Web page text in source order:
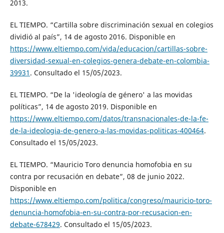
2013.
EL TIEMPO. “Cartilla sobre discriminación sexual en colegios
dividió al país”, 14 de agosto 2016. Disponible en
https://www.eltiempo.com/vida/educacion/cartillas-sobre-
diversidad-sexual-en-colegios-genera-debate-en-colombia-
39931 . Consultado el 15/05/2023.
EL TIEMPO. “De la 'ideología de género' a las movidas
políticas”, 14 de agosto 2019. Disponible en
https://www.eltiempo.com/datos/transnacionales-de-la-fe-
de-la-ideologia-de-genero-a-las-movidas-politicas-400464.
Consultado el 15/05/2023.
EL TIEMPO. “Mauricio Toro denuncia homofobia en su
contra por recusación en debate”, 08 de junio 2022.
Disponible en
https://www.eltiempo.com/politica/congreso/mauricio-toro-
denuncia-homofobia-en-su-contra-por-recusacion-en-
debate-678429. Consultado el 15/05/2023.